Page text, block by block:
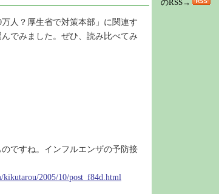
人？厚生省で対策本部」に関連す
でみました。ぜひ、読み比べてみ
ですね。インフルエンザの予防接
2005/10/post_f84d.html
のRSS→